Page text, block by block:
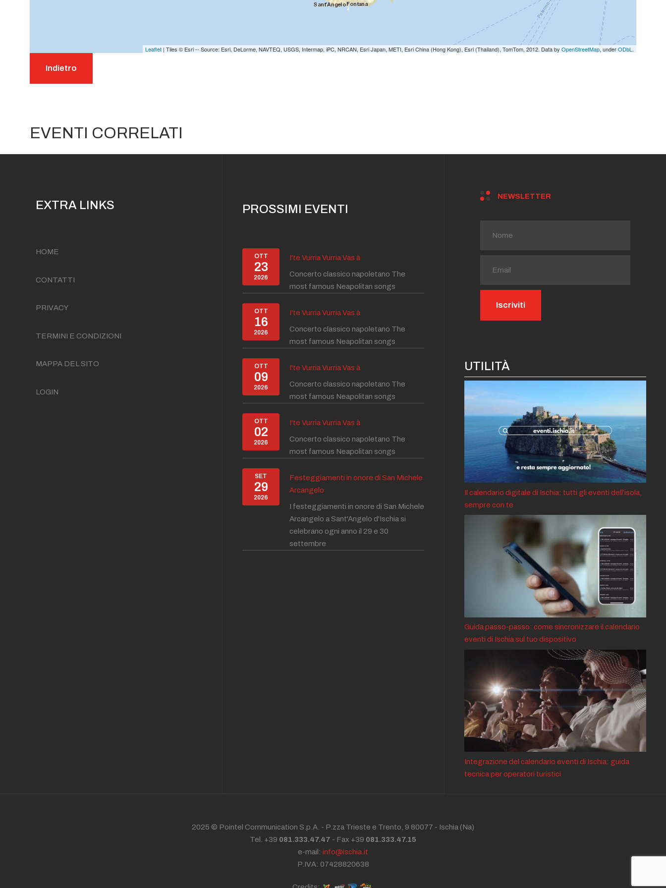
Teatro Diffuso ai Giardini la
Leaflet | Tiles © Esri -- Source: Esri, DeLorme, NAVTEQ, USGS, Intermap, iPC, NRCAN, Esri Japan, METI, Esri China (Hong Kong), Esri (Thailand), TomTom, 2012. Data by OpenStreetMap, underODbL .
Indietro
EVENTI CORRELATI
EXTRA LINKS
HOME
CONTATTI
PRIVACY
TERMINI E CONDIZIONI
MAPPA DEL SITO
LOGIN
PROSSIMI EVENTI
OTT
23
2026
I'te Vurria Vurria Vas à
Concerto classico napoletano The
most famous Neapolitan songs
OTT
16
2026
I'te Vurria Vurria Vas à
Concerto classico napoletano The
most famous Neapolitan songs
OTT
09
2026
I'te Vurria Vurria Vas à
Concerto classico napoletano The
most famous Neapolitan songs
OTT
02
2026
I'te Vurria Vurria Vas à
Concerto classico napoletano The
most famous Neapolitan songs
SET
29
2026
Festeggiamenti in onore di San Michele
Arcangelo
I festeggiamenti in onore di San Michele
Arcangelo a Sant'Angelo d'Ischia si
celebrano ogni anno il 29 e 30
settembre
NEWSLETTER
UTILITÀ
Il calendario digitale di Ischia: tutti gli eventi dell’isola,
sempre con te
Guida passo-passo: come sincronizzare il calendario
eventi di Ischia sul tuo dispositivo
Integrazione del calendario eventi di Ischia: guida
tecnica per operatori turistici
2025 © Pointel Communication S.p.A. - P.zza Trieste e Trento, 9 80077 - Ischia (Na)
Tel. +39 081.333.47.47 - Fax +39 081.333.47.15
e-mail: info@ischia.it
P.IVA: 07428820638